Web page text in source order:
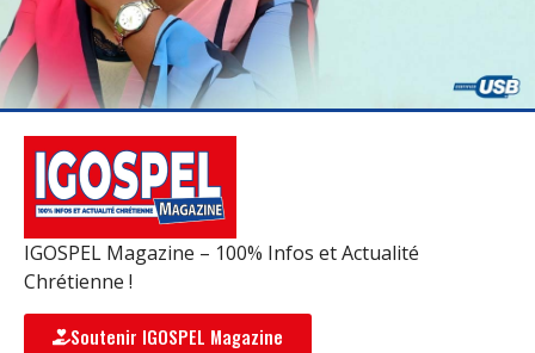
IGOSPEL Magazine – 100% Infos et Actualité
Chrétienne !
Soutenir IGOSPEL Magazine